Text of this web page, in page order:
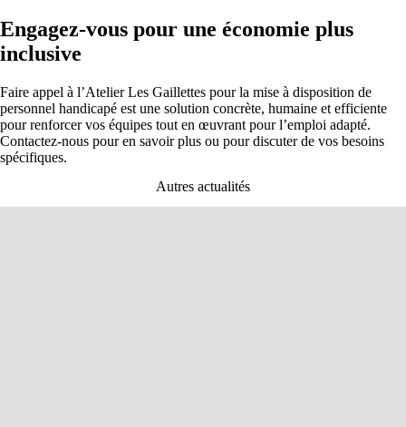
Engagez-vous pour une économie plus
inclusive
Faire appel à l’Atelier Les Gaillettes pour la mise à disposition de
personnel handicapé est une solution concrète, humaine et efficiente
pour renforcer vos équipes tout en œuvrant pourl’emploi adapté.
Contactez-nous pour en savoir plus ou pour discuter de vos besoins
spécifiques.
Autres actualités